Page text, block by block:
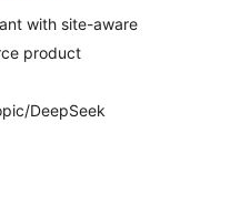
with site-aware
product
DeepSeek